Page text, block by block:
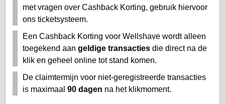
met vragen over Cashback Korting, gebruik hiervoor
ons ticketsysteem.
Een Cashback Korting voor Wellshave wordt alleen
toegekend aan geldige transacties die direct na de
klik en geheel online tot stand komen.
De claimtermijn voor niet-geregistreerde transacties
is maximaal 90 dagen na het klikmoment.